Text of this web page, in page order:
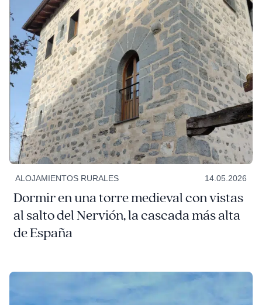
ALOJAMIENTOS RURALES 14.05.2026
Dormir en una torre medieval con vistas
al salto del Nervión, la cascada más alta
de España